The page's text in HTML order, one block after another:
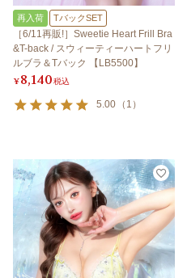
再入荷 TバックSET
［6/11再販!］Sweetie Heart Frill Bra
&T-back / スウィーティーハートフリ
ルブラ＆Tバック 【LB5500】
¥8,140税込
5.00 （ 1 ）